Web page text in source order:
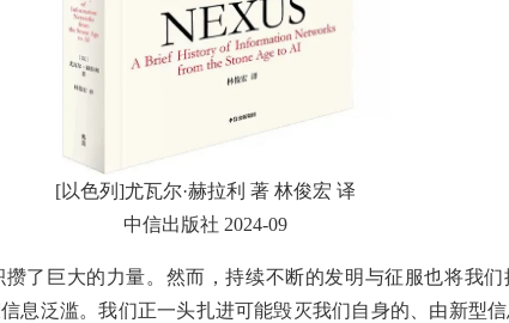
[以色列]尤瓦尔·赫拉利 著 林俊宏 译
中信出版社 2024-09
了巨大的力量。然而，持续不断的发明与征服也将我
息泛滥。我们正一头扎进可能毁灭我们自身的、由新型